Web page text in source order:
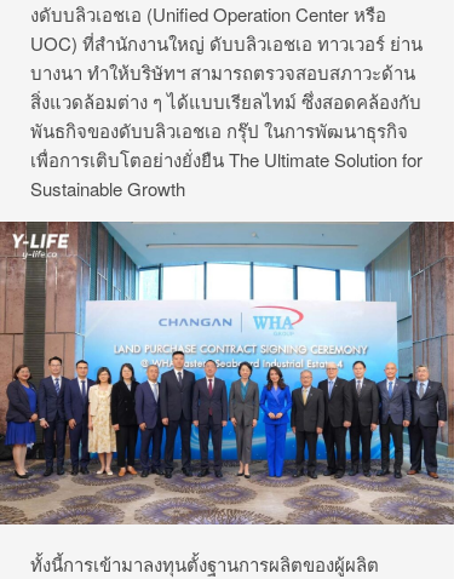
งดับบลิวเอชเอ (Unified Operation Center หรือ
UOC) ที่สำนักงานใหญ่ ดับบลิวเอชเอ ทาวเวอร์ ย่าน
บางนา ทำให้บริษัทฯ สามารถตรวจสอบสภาวะด้าน
สิ่งแวดล้อมต่าง ๆ ได้แบบเรียลไทม์ ซึ่งสอดคล้องกับ
พันธกิจของดับบลิวเอชเอ กรุ๊ป ในการพัฒนาธุรกิจ
เพื่อการเติบโตอย่างยั่งยืน The Ultimate Solution for
Sustainable Growth
ทั้งนี้การเข้ามาลงทุนตั้งฐานการผลิตของผู้ผลิต